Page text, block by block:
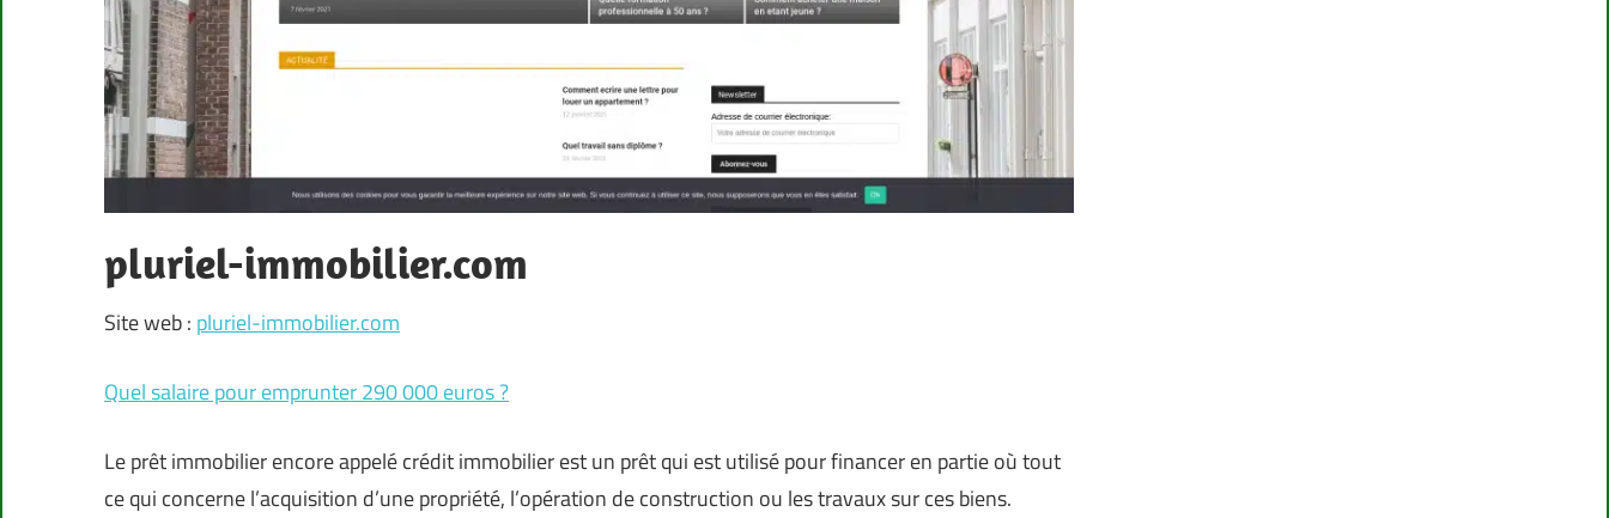
pluriel-immobilier.com
Site web : pluriel-immobilier.com
Quel salaire pour emprunter 290 000 euros ?
Le prêt immobilier encore appelé crédit immobilier est un prêt qui est utilisé pour financer en partie où tout
ce qui concerne l’acquisition d’une propriété, l’opération de construction ou les travaux sur ces biens.